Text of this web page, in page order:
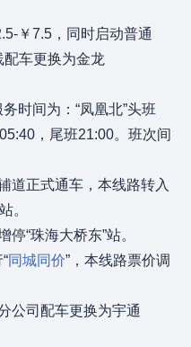
￥7.5，同时启动普通
车更换为金龙
时间为：“凤凰北”头班
，尾班21:00。班次间
道正式通车，本线路转入
。
“珠海大桥东”站。
同城同价”，本线路票价调
公司配车更换为宇通